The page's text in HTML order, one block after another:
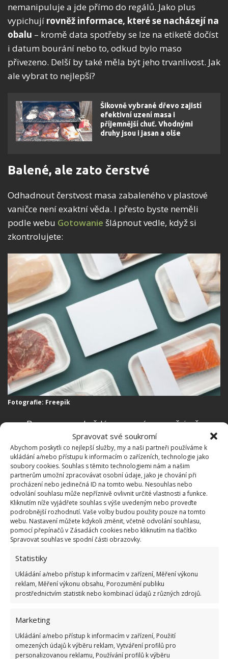
Spravovat své soukromí
Abychom poskytli co nejlepší služby, my a naši partneři používáme k
ukládání a/nebo přístupu k informacím o zařízeních, technologie jako
soubory cookies. Souhlas s těmito technologiemi nám a našim
partnerům umožní zpracovávat osobní údaje, jako je chování při
procházení nebo jedinečná ID na tomto webu. Nesouhlas nebo
odvolání souhlasu může nepříznivě ovlivnit určité vlastnosti a funkce.
Kliknutím níže vyjádřete souhlas s výše uvedeným nebo proveďte
podrobnější rozhodnutí. Vaše volby budou použity pouze na tomto
webu. Nastavení můžete kdykoli změnit, včetně odvolání souhlasu,
pomocí přepínačů v Zásadách cookies nebo kliknutím na tlačítko
Spravovat souhlas ve spodní části obrazovky.
Statistiky
Ukládání a/nebo přístup k informacím v zařízení, Měření výkonu
reklam, Měření výkonu obsahu, Porozumění publiku
prostřednictvím statistik nebo kombinací údajů z různých zdrojů.
Marketing
Ukládání a/nebo přístup k informacím v zařízení, Použití
omezených údajů k výběru reklam, Vytváření profilů pro
personalizovanou reklamu, Používání profilů k výběru
nemanipuluje a jde přímo do regálů. Jako plus
vypichují rovněž informace, které se nacházejí na
obalu – kromě data spotřeby se lze na etiketě dočíst
i datum bourání nebo to, odkud bylo maso
přivezeno. Delší by také měla být jeho trvanlivost. Jak
ale vybrat to nejlepší?
Šikovně vybrané dřevo zajistí
efektivní uzení masa i
příjemnější chuť. Vhodnými
druhy jsou i jasan a olše
Balené, ale zato čerstvé
Odhadnout čerstvost masa zabaleného v plastové
vaničce není exaktní věda. I přesto byste neměli
podle webu Gotowanie šlápnout vedle, když si
zkontrolujete:
Fotografie: Freepik
Barvu masa – každé maso má samozřejmě
jinou barvou, nicméně převažovat by měla
narůžovělá či červená.
Datum spotřeby – čím delší, tím čerstvější maso
je.
Množství vody v balení – pokud maso doslova
plave v krvi nebo jiné tekutině, může být
narušená jeho čerstvost.
Test palcem – kvalitní a čerstvé maso je pružné.
Pokud tedy do masa zlehka zatlačíte palcem,
mělo by se vrátit do původního stavu. Pokud je
maso příliš měkké nebo v něm důlek zůstane,
bude lepší ho ponechat v obchodě.
V lepší kondici mimo jiné maso udržuje podložka,
nacházející se v balení pod ním. Do ní se vsakuje
přebytečná tekutina, takže maso neleží tak úplně v